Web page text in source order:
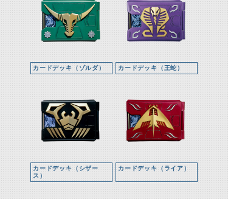
カードデッキ（ゾルダ） カードデッキ（王蛇）
カードデッキ（シザー
ス）
カードデッキ（ライア）